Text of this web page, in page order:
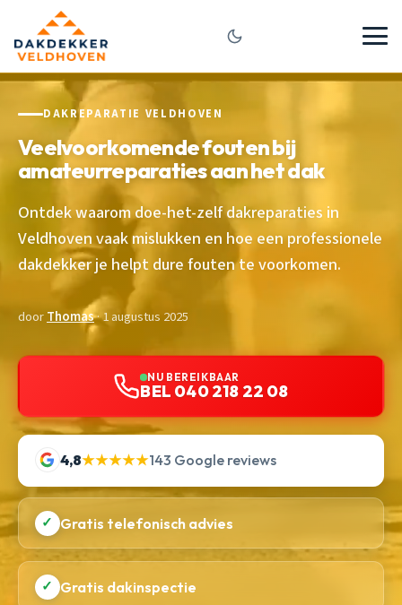
DAKREPARATIE VELDHOVEN
Veelvoorkomende fouten bij
amateurreparaties aan het dak
Ontdek waarom doe-het-zelf dakreparaties in
Veldhoven vaak mislukken en hoe een professionele
dakdekker je helpt dure fouten te voorkomen.
doorThomas· 1 augustus 2025
NU BEREIKBAAR
BEL 040 218 22 08
4,8★★★★★143 Google reviews
✓ Gratis telefonisch advies
✓ Gratis dakinspectie